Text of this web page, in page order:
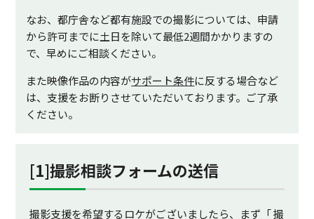
なお、都庁舎など都有施設での撮影については、申請
から許可までに土日を除いて最低2週間かかりますの
で、早めにご相談ください。
また映像作品の内容がサポート条件に反する場合など
は、支援をお断りさせていただいております。ご了承
ください。
[1]撮影相談フォームの送信
撮影支援を希望するロケがございましたら、まず「撮